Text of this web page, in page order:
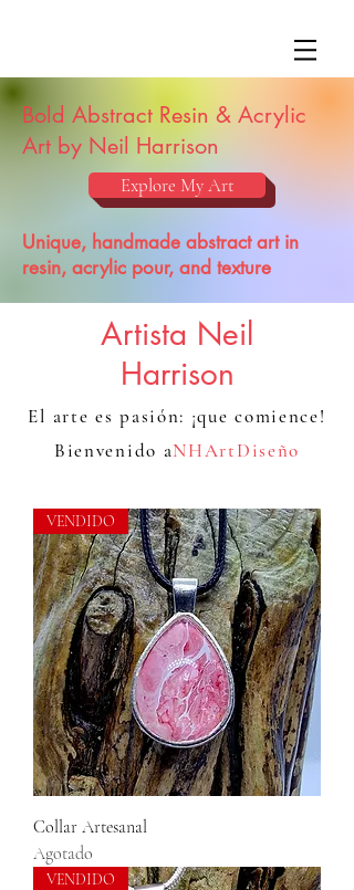
Bold Abstract Resin & Acrylic
Art by Neil Harrison
Explore My Art
Unique, handmade abstract art in
resin, acrylic pour, and texture
Artista Neil
Harrison
El arte es pasión: ¡que comience!
Bienvenido aNHArtDiseño
VENDIDO
Collar Artesanal
Agotado
VENDIDO